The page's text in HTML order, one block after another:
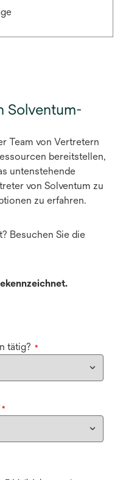
Solventum-
Team von Vertretern
bereitstellen,
untenstehende
von Solventum zu
zu erfahren.
Besuchen Sie die
tätig? *
*